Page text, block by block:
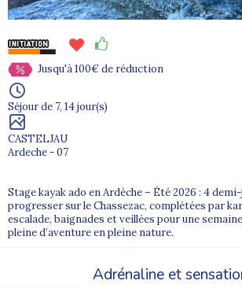
Jusqu'à 100€ de réduction
Séjour de 7, 14 jour(s)
CASTELJAU
Ardeche - 07
Stage kayak ado en Ardèche – Été 2026 : 4
progresser sur le Chassezac, complétées par
escalade, baignades et veillées pour une
pleine d’aventure en pleine nature.
Adrénaline et